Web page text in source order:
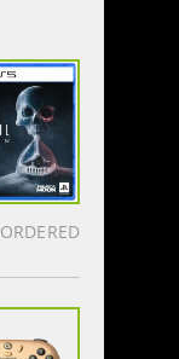
ORDERED